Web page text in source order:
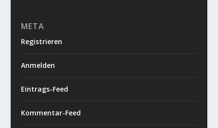
META
Registrieren
Anmelden
Eintrags-Feed
Kommentar-Feed